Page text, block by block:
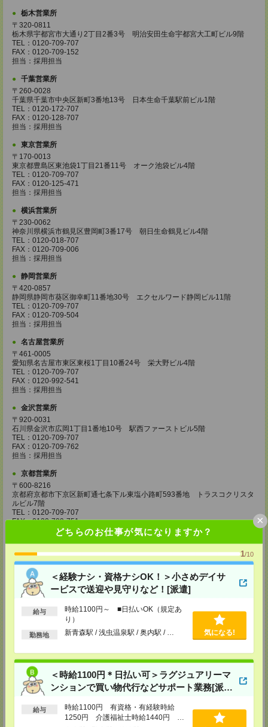
どちらのお仕事が気になりますか？
1/10
＜経験ナシ・資格ナシOK！＞小さめデイサ
ービスで送迎や見守りなど！[派遣]
給与
時給1100円～ ■日払いOK（規定あ
り）
勤務地 新青森駅 / 浅虫温泉駅 / 奥内駅 / … 気になる!
＜時給1100円＊日払い可＞ラグジュアリーマ
ンションで買い物代行などサポート業務[派
給与
時給1100円 有資格・有経験時給
1250円 介護福祉士時給1440円 ■
×
栃木営業所
〒320-0811
栃木県宇都宮市大通り2丁目2番3号 明治安田生命宇都宮大工町ビル9階
TEL：0120-709-707
FAX：0120-709-152
担当：採用担当
千葉営業所
〒260-0028
千葉県千葉市中央区新町3番地13号 日本生命千葉駅前ビル1階
TEL：0120-172-707
FAX：0120-128-707
担当：採用担当
東京営業所
〒170-0013
東京都豊島区東池袋1丁目21番11号 オーク池袋ビル4階
TEL：0120-709-707
FAX：0120-125-471
担当：採用担当
横浜営業所
〒230-0062
神奈川県横浜市鶴見区豊岡町3番17号 朝日生命鶴見ビル4階
TEL：0120-018-707
FAX：0120-709-006
担当：採用担当
静岡営業所
〒420-0857
静岡県静岡市葵区御幸町11番地30号 エクセルワード静岡ビル11階
TEL：0120-709-707
FAX：0120-709-504
担当：採用担当
名古屋営業所
〒461-0005
愛知県名古屋市東区東桜1丁目10番24号 栄大野ビル4階
TEL：0120-709-707
FAX：0120-992-541
担当：採用担当
金沢営業所
〒920-0031
石川県金沢市広岡1丁目1番地10号 駅西ファーストビル5階
TEL：0120-709-707
FAX：0120-709-762
担当：採用担当
京都営業所
〒600-8216
京都府京都市下京区新町通七条下ル東塩小路町593番地 トラスコクリスタ
ルビル7階
TEL：0120-709-707
FAX：0120-709-751
担当：採用担当
〒530-0017
大阪府大阪市北区角田町8番1号 大阪梅田ツインタワーズ・ノース34階
TEL：0120-995-985
FAX：0120-992-568
担当：採用担当
神戸営業所
兵庫県神戸市中央区東川崎町1丁目3番3号 神戸ハーバーランドセンタービ
TEL：0120-995-984
FAX：0120-709-785
担当：採用担当
広島営業所
広島県広島市中区紙屋町2丁目1番地22号 広島興銀ビル11階
TEL：0120-709-707